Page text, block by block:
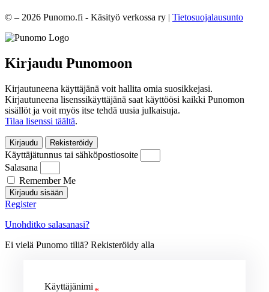
© – 2026 Punomo.fi - Käsityö verkossa ry | Tietosuojalausunto
Kirjaudu Punomoon
Kirjautuneena käyttäjänä voit hallita omia suosikkejasi.
Kirjautuneena lisenssikäyttäjänä saat käyttöösi kaikki Punomon
sisällöt ja voit myös itse tehdä uusia julkaisuja.
Tilaa lisenssi täältä.
Kirjaudu Rekisteröidy
Käyttäjätunnus tai sähköpostiosoite
Salasana
Remember Me
Kirjaudu sisään
Register
Unohditko salasanasi?
Ei vielä Punomo tiliä? Rekisteröidy alla
Käyttäjänimi